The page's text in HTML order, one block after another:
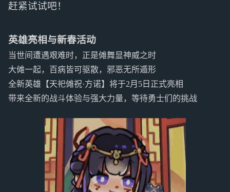
赶紧试试吧！
英雄亮相与新春活动
当世间遭遇艰难时，正是傩舞显神威之时
大傩一起，百病皆可驱散，邪恶无所遁形
全新英雄【天祀傩祝·方诺】将于2月5日正式亮相
带来全新的战斗体验与强大力量，等待勇士们的挑战